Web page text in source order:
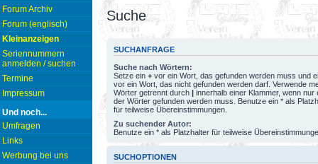
Forum Archiv
Forum (englisch)
Kleinanzeigen
Seriennummern
anmelden / suchen
Termine
Impressum
Und noch...
Umfragen
Links
Werbung bei uns
Suche
SUCHANFRAGE
Suche nach Wörtern:
Setze ein + vor ein Wort, das gefunden werden muss und
vor ein Wort, das nicht gefunden werden darf. Verwende
Wörter getrennt durch | innerhalb einer Klammer, wenn nur
der Wörter gefunden werden muss. Benutze ein * als
für teilweise Übereinstimmungen.
Zu suchender Autor:
Benutze ein * als Platzhalter für teilweise
SUCHOPTIONEN